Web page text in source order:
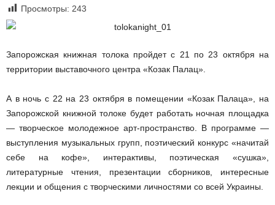
Просмотры: 243
Запорожская книжная толока пройдет с 21 по 23 октября на
территории выставочного центра «Козак Палац».
А в ночь с 22 на 23 октября в помещении «Козак Палаца», на
Запорожской книжной толоке будет работать ночная площадка
— творческое молодежное арт-пространство. В программе —
выступления музыкальных групп, поэтический конкурс «начитай
себе на кофе», интерактивы, поэтическая «сушка»,
литературные чтения, презентации сборников, интересные
лекции и общения с творческими личностями со всей Украины.